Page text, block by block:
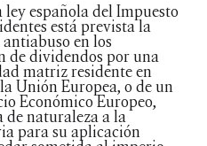
ley española del Impuesto
está prevista la
en los
de dividendos por una
matriz residente en
Unión Europea, o de un
Económico Europeo,
de naturaleza a la
para su aplicación